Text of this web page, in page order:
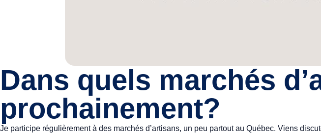
Dans quels marchés
prochainement?
Je participe régulièrement à des marchés d’artisans, un peu partout au Québec. Viens